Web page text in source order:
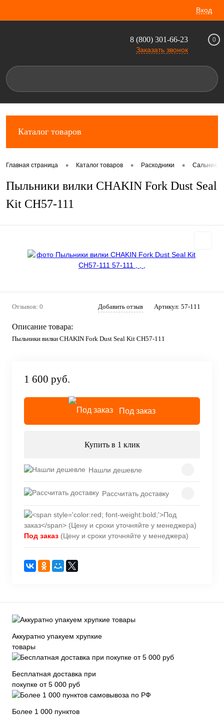
Вход
8 (800) 301-66-23
Заказать звонок
0
Каталог товаров
Главная страница • Каталог товаров • Расходники • Сальники
Пыльники вилки CHAKIN Fork Dust Seal
Kit CH57-111
Отзывов: 0 Добавить отзыв Артикул: 57-111
Описание товара:
Пыльники вилки CHAKIN Fork Dust Seal Kit CH57-111
1 600 руб.
Под заказ
Купить в 1 клик
Нашли дешевле
Рассчитать доставку
Под заказ (Цену и сроки уточняйте у менеджера)
Аккуратно упакуем хрупкие
товары
Бесплатная доставка при
покупке от 5 000 руб
Более 1 000 пунктов